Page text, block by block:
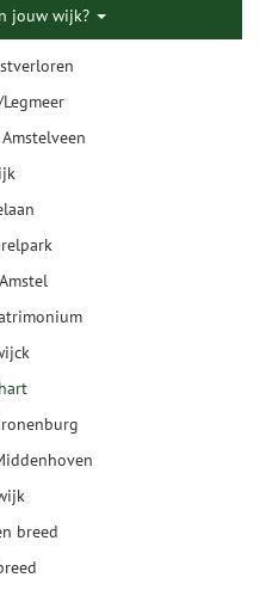
jouw wijk?
breed